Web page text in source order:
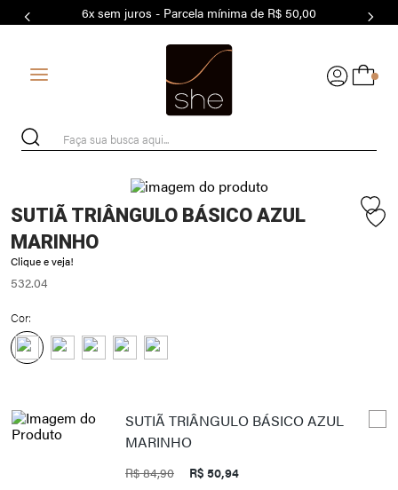
6x sem juros - Parcela mínima de R$ 50,00
0
Faça sua busca aqui...
SUTIÃ TRIÂNGULO BÁSICO AZUL
MARINHO
Clique e veja!
532.04
Cor:
SUTIÃ TRIÂNGULO BÁSICO AZUL
MARINHO
R$ 84,90
R$ 50,94
7º MODAL